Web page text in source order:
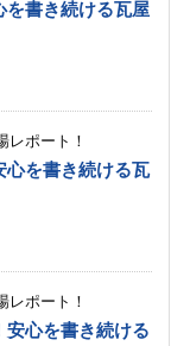
を書き続ける瓦屋
レポート！
心を書き続ける瓦
レポート！
心を書き続ける